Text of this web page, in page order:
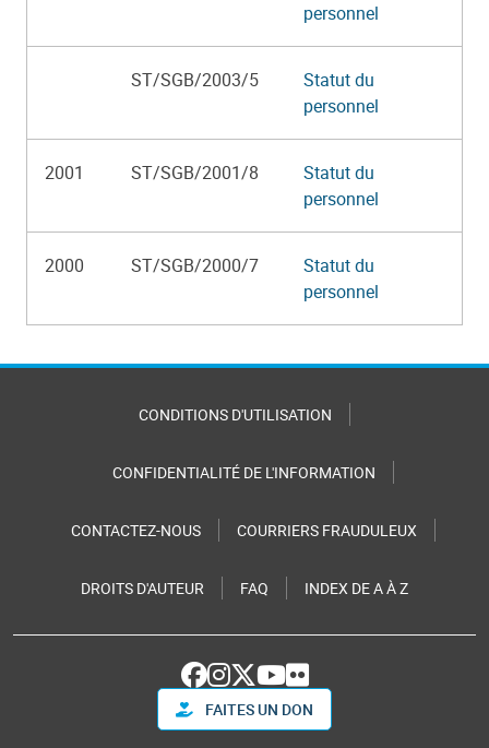
personnel
ST/SGB/2003/5
Statut du
personnel
2001 ST/SGB/2001/8
Statut du
personnel
2000 ST/SGB/2000/7
Statut du
personnel
CONDITIONS D'UTILISATION
CONFIDENTIALITÉ DE L'INFORMATION
CONTACTEZ-NOUS COURRIERS FRAUDULEUX
DROITS D'AUTEUR FAQ INDEX DE A À Z
FAITES UN DON